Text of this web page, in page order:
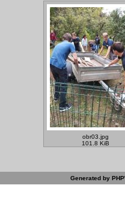
obr03.jpg
101.8 KiB
Generated by